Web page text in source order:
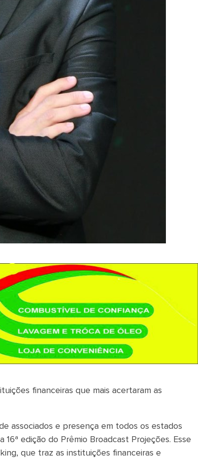
financeiras que mais acertaram as
associados e presença em todos os estados
edição do Prêmio Broadcast Projeções. Esse
que traz as instituições financeiras e